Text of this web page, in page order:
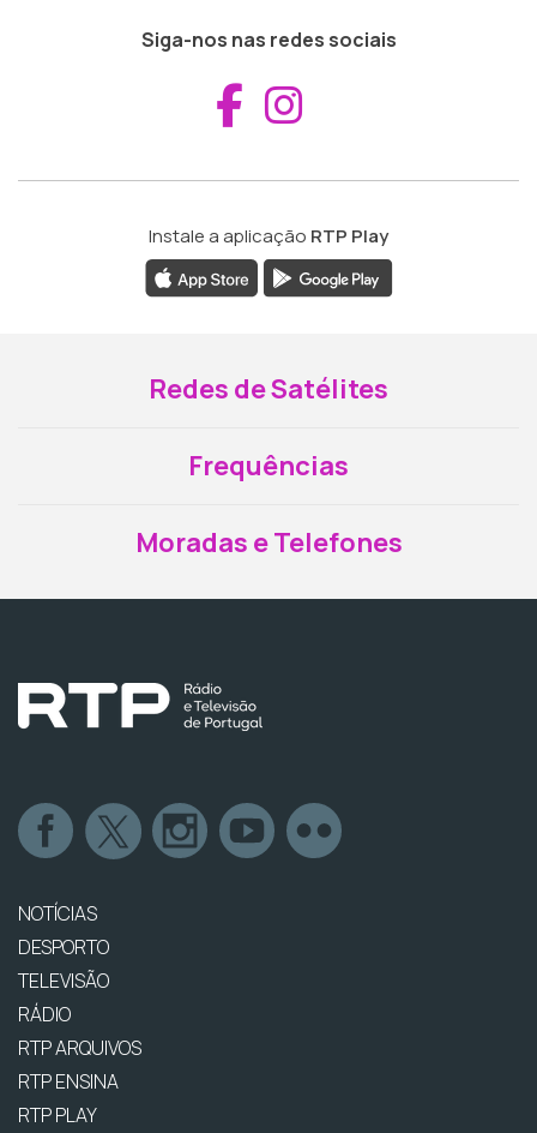
Siga-nos nas redes sociais
Aceder ao
Instale a aplicação RTP Play
Redes de Satélites
Frequências
Moradas e Telefones
NOTÍCIAS
DESPORTO
TELEVISÃO
RÁDIO
RTP ARQUIVOS
RTP ENSINA
RTP PLAY